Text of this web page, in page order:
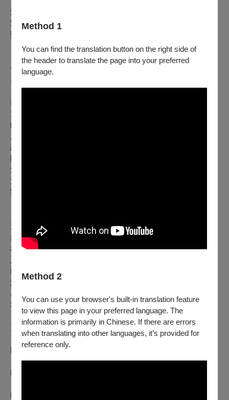
Method 1
You can find the translation button on the right side of
the header to translate the page into your preferred
language.
Method 2
You can use your browser's built-in translation feature
to view this page in your preferred language. The
information is primarily in Chinese. If there are errors
when translating into other languages, it’s provided for
reference only.
湖陽公主：豫劇辣旦張瑄庭
宋弘：豫劇王子劉建華
鄭氏：豫劇小清新劉嘉媫
【節目介紹】
公主求愛大進擊 直男拒婚不退讓
皇帝震怒奸佞笑 法場問斬先不要
西漢末年，劉秀滅莽稱帝建立後漢王朝。一日其姐湖陽公主與
大司空宋弘為了釋奴復庶一事爭論著，湖陽公主竟對才貌兼備
的宋弘心生愛慕，寫藏頭詩一表情意卻碰了軟釘子，遂命令皇
想藉此除了心腹大患，便順水推舟，覆命皇上親事已成。頒旨
賜婚之際，宋弘認為自己已有妻子鄭氏斷然抗旨拒絕賜婚，郭
況便趁勢煽風點火，氣得劉秀要斬首宋弘。
法場上，湖陽公主認出宋弘之妻鄭氏是兩姐弟滅莽時的恩人，
劉秀與湖陽公主知錯，免去郭況官銜，一切才得以落幕。
豫劇屬梆子劇種，深具北方率真、奔放、豪邁之特色。臺灣豫
劇團立基高雄左營耕耘至今70年，由臺灣豫劇皇后王海玲與開
枝散葉的新生代演員，不斷努力創新，融入臺灣在地人文風情
戲，結合現代劇場菁英並廣於跨界合作、教育推廣，足跡履及
海內外，成果豐碩。臺灣豫劇團自2014年起，每年持續於秋季
舉行「王海玲經典傳承」公演，至今已10年，期許「以戲代
功」的方式，為本團中青代優秀演員打造成果發表舞台。
更多節目活動資訊請上
「臉書粉絲專頁」
https://www.facebook.com/TaiwanBangZi
「官方網站」
https://www.ncfta.gov.tw/bangziopera_73.html
https://www.youtube.com/@taiwanbangzi1483